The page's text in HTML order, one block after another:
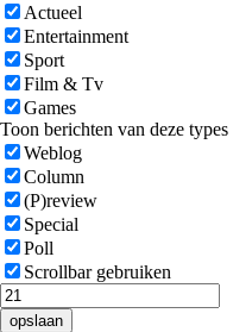
Actueel
Entertainment
Sport
Film & Tv
Games
Toon berichten van deze types
Weblog
Column
(P)review
Special
Poll
Scrollbar gebruiken
opslaan